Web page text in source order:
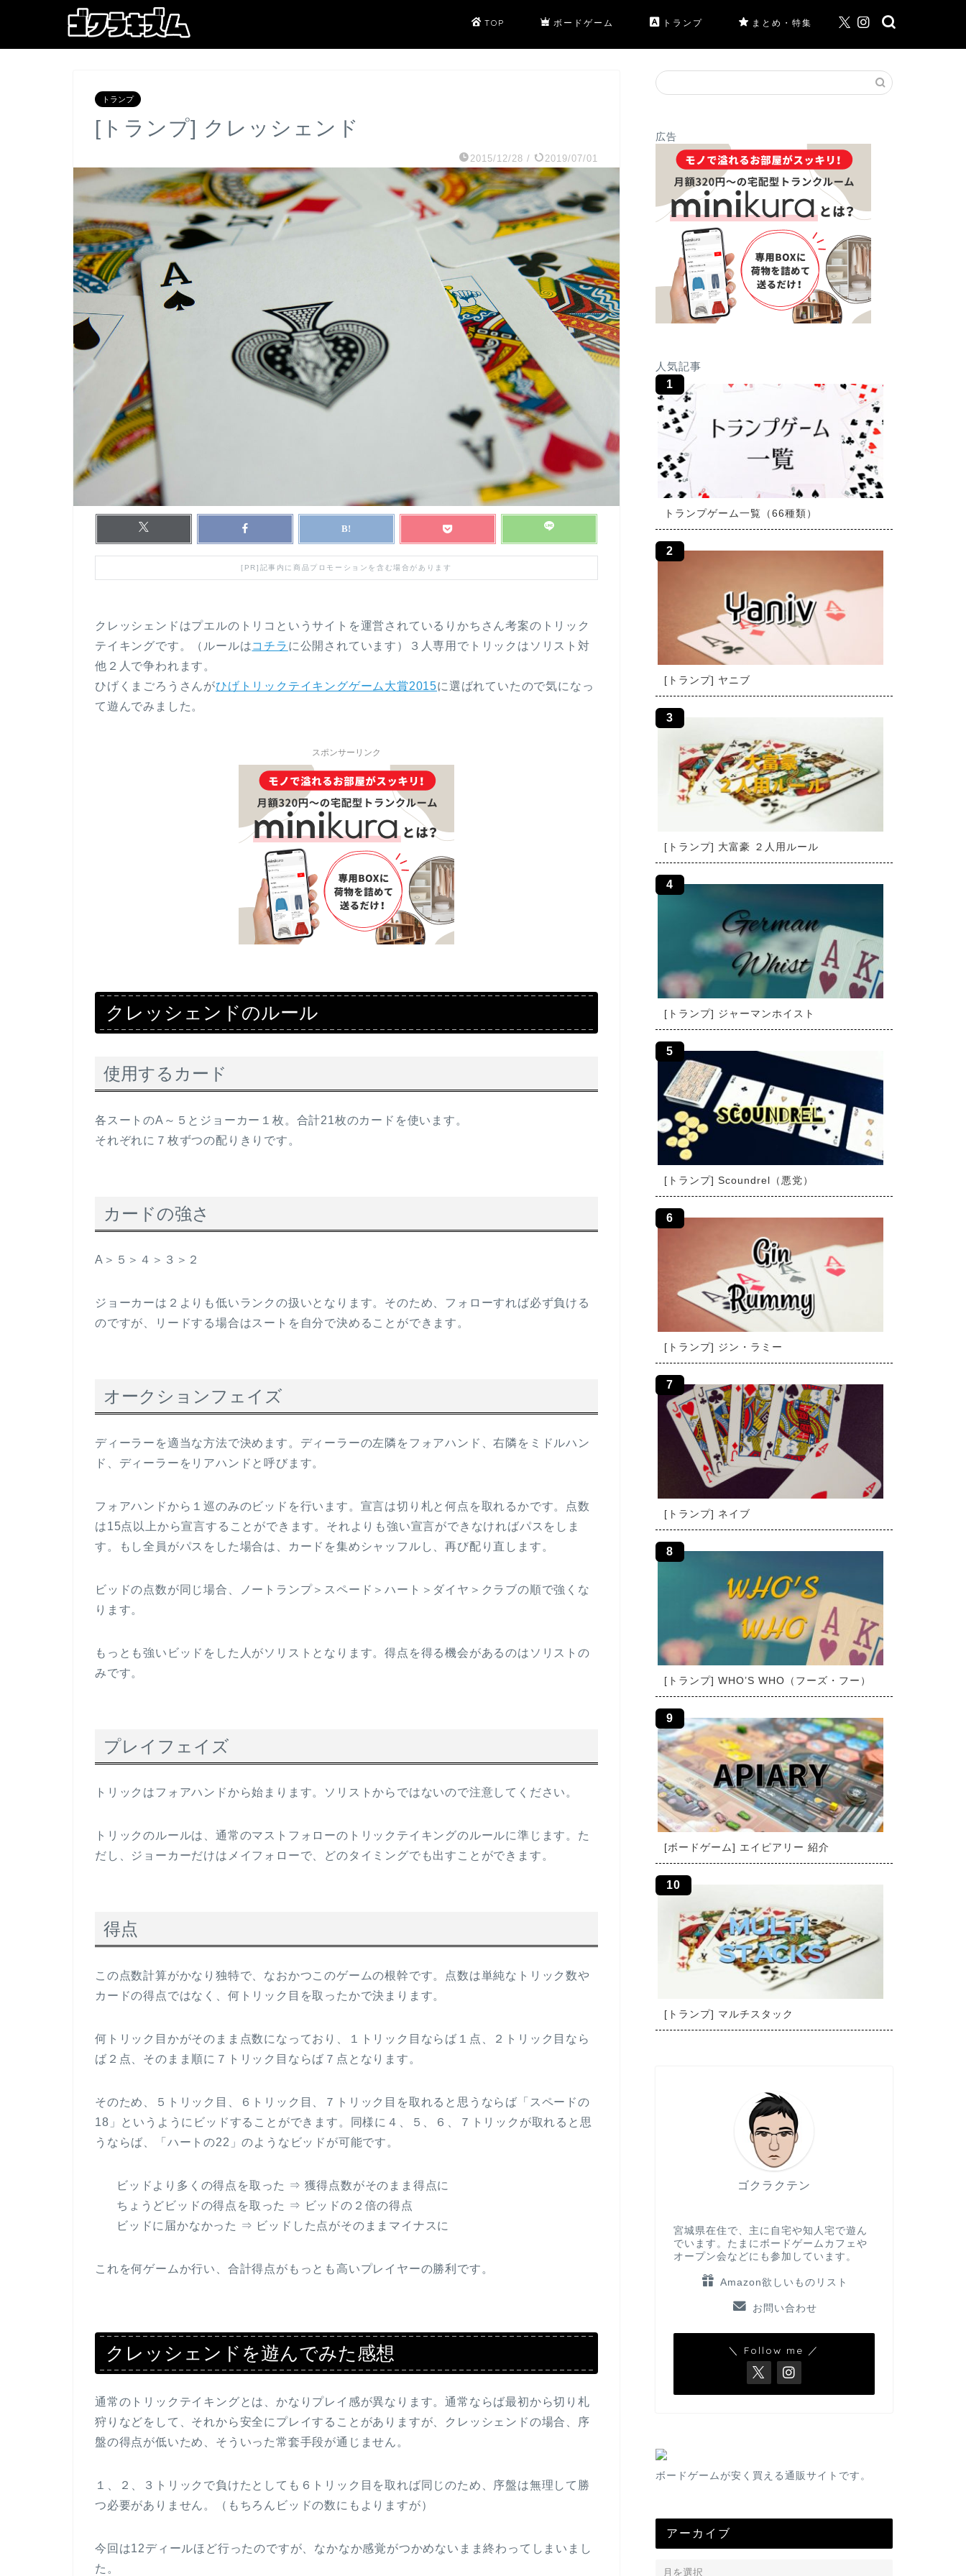
TOP ボードゲーム トランプ まとめ・特集
トランプ
[トランプ] クレッシェンド
2015/12/28 / 2019/07/01
[PR]記事内に商品プロモーションを含む場合があります
クレッシェンドはプエルのトリコというサイトを運営されているりかちさん考案のトリック
テイキングです。（ルールはコチラ に公開されています）３人専用でトリックはソリスト対
他２人で争われます。
ひげくまごろうさんがひげトリックテイキングゲーム大賞2015に選ばれていたので気になっ
て遊んでみました。
スポンサーリンク
クレッシェンドのルール
使用するカード
各スートのA～５とジョーカー１枚。合計21枚のカードを使います。
それぞれに７枚ずつの配りきりです。
カードの強さ
A＞５＞４＞３＞２
ジョーカーは２よりも低いランクの扱いとなります。そのため、フォローすれば必ず負ける
のですが、リードする場合はスートを自分で決めることができます。
オークションフェイズ
ディーラーを適当な方法で決めます。ディーラーの左隣をフォアハンド、右隣をミドルハン
ド、ディーラーをリアハンドと呼びます。
フォアハンドから１巡のみのビッドを行います。宣言は切り札と何点を取れるかです。点数
は15点以上から宣言することができます。それよりも強い宣言ができなければパスをしま
す。もし全員がパスをした場合は、カードを集めシャッフルし、再び配り直します。
ビッドの点数が同じ場合、ノートランプ＞スペード＞ハート＞ダイヤ＞クラブの順で強くな
ります。
もっとも強いビッドをした人がソリストとなります。得点を得る機会があるのはソリストの
みです。
プレイフェイズ
トリックはフォアハンドから始まります。ソリストからではないので注意してください。
トリックのルールは、通常のマストフォローのトリックテイキングのルールに準じます。た
だし、ジョーカーだけはメイフォローで、どのタイミングでも出すことができます。
得点
この点数計算がかなり独特で、なおかつこのゲームの根幹です。点数は単純なトリック数や
カードの得点ではなく、何トリック目を取ったかで決まります。
何トリック目かがそのまま点数になっており、１トリック目ならば１点、２トリック目なら
ば２点、そのまま順に７トリック目ならば７点となります。
そのため、５トリック目、６トリック目、７トリック目を取れると思うならば「スペードの
18」というようにビッドすることができます。同様に４、５、６、７トリックが取れると思
うならば、「ハートの22」のようなビッドが可能です。
ビッドより多くの得点を取った ⇒ 獲得点数がそのまま得点に
ちょうどビッドの得点を取った ⇒ ビッドの２倍の得点
ビッドに届かなかった ⇒ ビッドした点がそのままマイナスに
これを何ゲームか行い、合計得点がもっとも高いプレイヤーの勝利です。
クレッシェンドを遊んでみた感想
通常のトリックテイキングとは、かなりプレイ感が異なります。通常ならば最初から切り札
狩りなどをして、それから安全にプレイすることがありますが、クレッシェンドの場合、序
盤の得点が低いため、そういった常套手段が通じません。
１、２、３トリックで負けたとしても６トリック目を取れば同じのため、序盤は無理して勝
つ必要がありません。（もちろんビッドの数にもよりますが）
今回は12ディールほど行ったのですが、なかなか感覚がつかめないまま終わってしまいまし
た。
広告
人気記事
トランプゲーム一覧（66種類）
[トランプ] ヤニブ
[トランプ] 大富豪 ２人用ルール
[トランプ] ジャーマンホイスト
[トランプ] Scoundrel（悪党）
[トランプ] ジン・ラミー
[トランプ] ネイブ
[トランプ] WHO’S WHO（フーズ・フー）
[ボードゲーム] エイピアリー 紹介
[トランプ] マルチスタック
ゴクラクテン
宮城県在住で、主に自宅や知人宅で遊ん
でいます。たまにボードゲームカフェや
オープン会などにも参加しています。
Amazon欲しいものリスト
お問い合わせ
＼ Follow me ／
ボードゲームが安く買える通販サイトです。
アーカイブ